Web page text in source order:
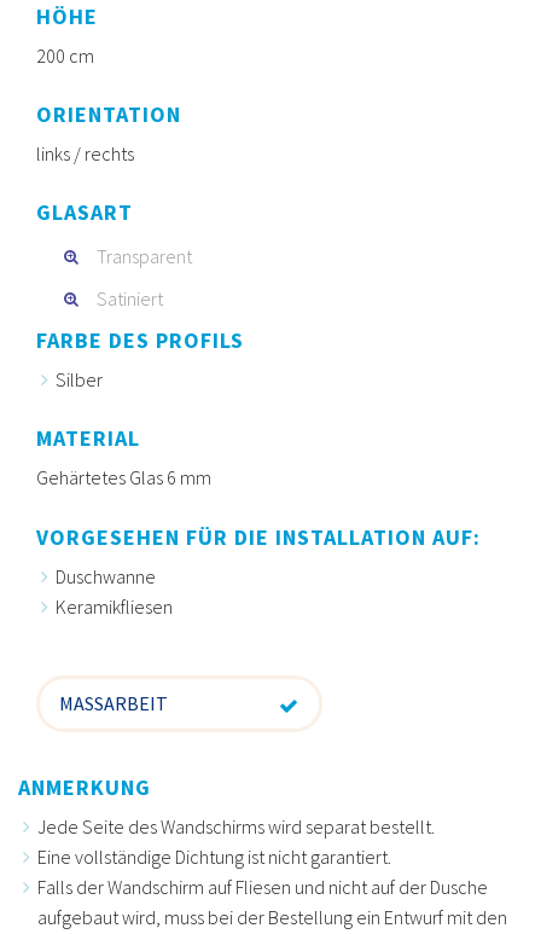
HÖHE
200 cm
ORIENTATION
links / rechts
GLASART
Transparent
Satiniert
FARBE DES PROFILS
Silber
MATERIAL
Gehärtetes Glas 6 mm
VORGESEHEN FÜR DIE INSTALLATION AUF:
Duschwanne
Keramikfliesen
MASSARBEIT
ANMERKUNG
Jede Seite des Wandschirms wird separat bestellt.
Eine vollständige Dichtung ist nicht garantiert.
Falls der Wandschirm auf Fliesen und nicht auf der Dusche
aufgebaut wird, muss bei der Bestellung ein Entwurf mit den